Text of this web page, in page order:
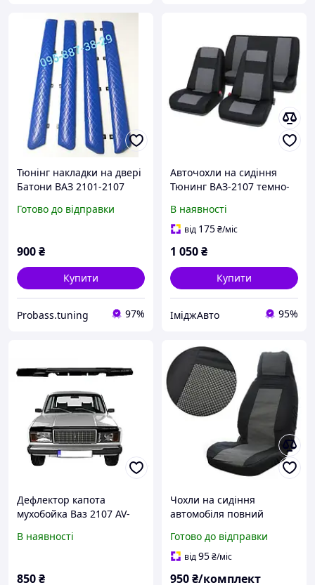
Тюнінг накладки на двері
Батони ВАЗ 2101-2107
Готово до відправки
900₴
Купити
Probass.tuning 97%
Авточохли на сидіння
Тюнинг ВАЗ-2107 темно-
В наявності
від 175₴/міс
1 050₴
Купити
ІміджАвто 95%
Дефлектор капота
мухобойка Ваз 2107 AV-
В наявності
850₴
Чохли на сидіння
автомобіля повний
'ТЮНИНГ' В (Серие)
Готово до відправки
від95₴/міс
950₴/комплект